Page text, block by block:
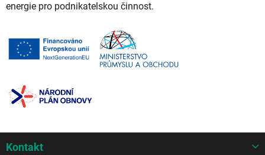
energie pro podnikatelskou činnost.
Kontakt